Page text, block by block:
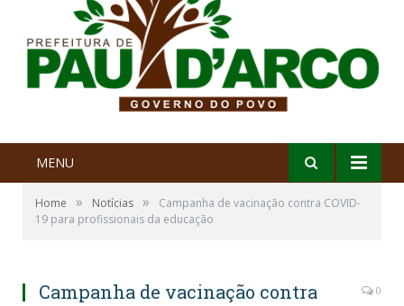
MENU
Home » Notícias »
Campanha de vacinação contra COVID-
19 para profissionais da educação
Campanha de vacinação contra
0